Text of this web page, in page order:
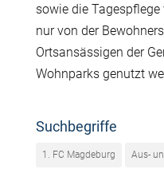
sowie die
nur von der
Ortsansässigen der
Wohnparks genutzt
Suchbegriffe
1. FC Magdeburg Aus-